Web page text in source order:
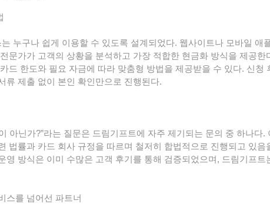
누구나 쉽게 이용할 수 있도록 설계되었다. 웹사이트나 모바일 애
문가가 고객의 상황을 분석하고 가장 적합한 현금화 방식을 제공한
드 한도와 필요 자금에 따라 맞춤형 방법을 제공받을 수 있다. 신청
류 제출 없이 본인 확인만으로 진행된다.
아닌가?”라는 질문은 드림기프트에 자주 제기되는 문의 중 하나다.
법률과 카드 회사 규정을 따르며 철저히 합법적으로 진행되고 있음
영 방식은 이미 수많은 고객 후기를 통해 검증되었으며, 드림기프트
스를 넘어선 파트너